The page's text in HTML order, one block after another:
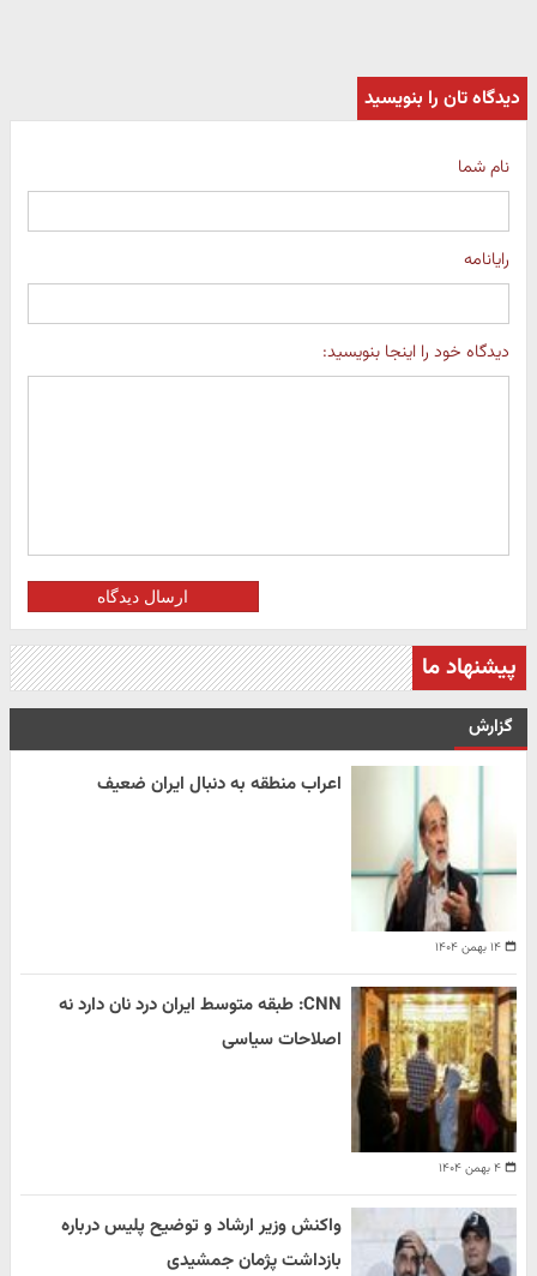
دیدگاه تان را بنویسید
نام شما
رایانامه
دیدگاه خود را اینجا بنویسید:
ارسال دیدگاه
پیشنهاد ما
گزارش
۱۴ بهمن ۱۴۰۴
اعراب منطقه به دنبال ایران ضعیف
۴ بهمن ۱۴۰۴
CNN: طبقه متوسط ایران درد نان دارد نه
اصلاحات سیاسی
واکنش وزیر ارشاد و توضیح پلیس درباره
بازداشت پژمان جمشیدی